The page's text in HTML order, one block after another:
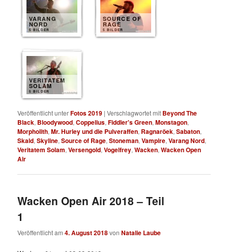
VARANG
NORD
5 BILDER
SOURCE OF
RAGE
5 BILDER
VERITATEM
SOLAM
5 BILDER
Veröffentlicht unterFotos 2019 |Verschlagwortet mit Beyond The
Black, Bloodywood,Coppelius,Fiddler's Green,Monstagon,
Morpholith,Mr. Hurley und die Pulveraffen, Ragnaröek,Sabaton,
Skald,Skyline,Source of Rage,Stoneman,Vampire,Varang Nord,
Veritatem Solam,Versengold,Vogelfrey,Wacken,Wacken Open
Air
Wacken Open Air 2018 – Teil
1
Veröffentlicht am4. August 2018vonNatalie Laube